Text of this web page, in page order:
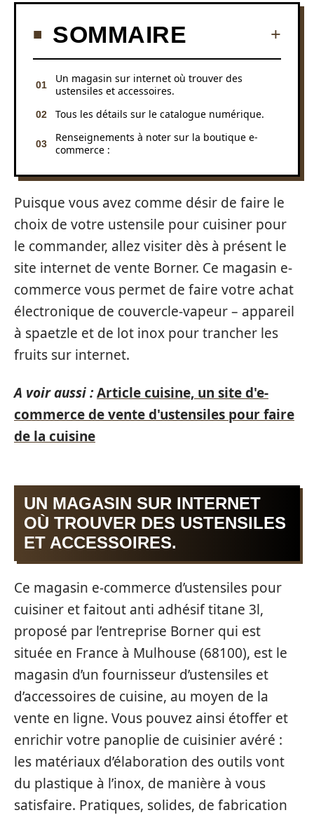
SOMMAIRE
Un magasin sur internet où trouver des
ustensiles et accessoires.
Tous les détails sur le catalogue numérique.
Renseignements à noter sur la boutique e-
commerce :
Puisque vous avez comme désir de faire le
choix de votre ustensile pour cuisiner pour
le commander, allez visiter dès à présent le
site internet de vente Borner. Ce magasin e-
commerce vous permet de faire votre achat
électronique de couvercle-vapeur – appareil
à spaetzle et de lot inox pour trancher les
fruits sur internet.
A voir aussi :Article cuisine, un site d'e-
commerce de vente d'ustensiles pour faire
de la cuisine
UN MAGASIN SUR INTERNET
OÙ TROUVER DES USTENSILES
ET ACCESSOIRES.
Ce magasin e-commerce d’ustensiles pour
cuisiner et faitout anti adhésif titane 3l,
proposé par l’entreprise Borner qui est
située en France à Mulhouse (68100), est le
magasin d’un fournisseur d’ustensiles et
d’accessoires de cuisine, au moyen de la
vente en ligne. Vous pouvez ainsi étoffer et
enrichir votre panoplie de cuisinier avéré :
les matériaux d’élaboration des outils vont
du plastique à l’inox, de manière à vous
satisfaire. Pratiques, solides, de fabrication